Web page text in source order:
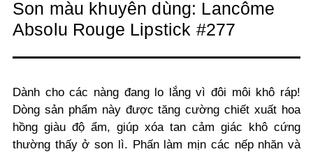
Son màu khuyên dùng: Lancôme
Absolu Rouge Lipstick #277
Dành cho các nàng đang lo lắng vì đôi môi khô ráp!
Dòng sản phẩm này được tăng cường chiết xuất hoa
hồng giàu độ ẩm, giúp xóa tan cảm giác khô cứng
thường thấy ở son lì. Phấn làm mịn các nếp nhăn và